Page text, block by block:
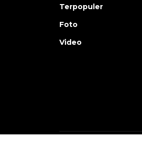
Terpopuler
Foto
Video